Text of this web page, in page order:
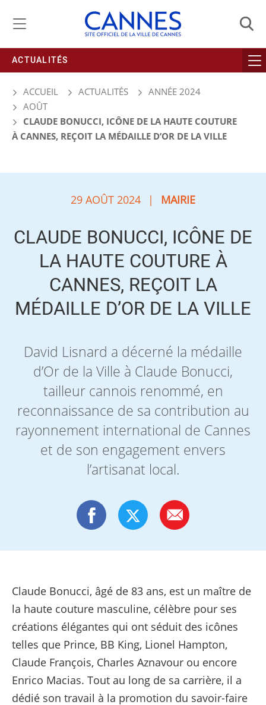
ACTUALITÉS
ACCUEIL ACTUALITÉS
ANNÉE 2024
AOÛT
CLAUDE BONUCCI, ICÔNE DE LA HAUTE COUTURE
À CANNES, REÇOIT LA MÉDAILLE D’OR DE LA VILLE
29 AOÛT 2024 | MAIRIE
CLAUDE BONUCCI, ICÔNE DE
LA HAUTE COUTURE À
CANNES, REÇOIT LA
MÉDAILLE D’OR DE LA VILLE
David Lisnard a décerné la médaille
d’Or de la Ville à Claude Bonucci,
tailleur cannois renommé, en
reconnaissance de sa contribution au
rayonnement international de Cannes
et de son engagement envers
l’artisanat local.
Claude Bonucci, âgé de 83 ans, est un maître de
la haute couture masculine, célèbre pour ses
créations élégantes qui ont séduit des icônes
telles que Prince, BB King, Lionel Hampton,
Claude François, Charles Aznavour ou encore
Enrico Macias. Tout au long de sa carrière, il a
dédié son travail à la promotion du savoir-faire